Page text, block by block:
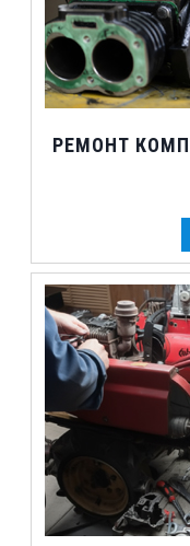
РЕМОНТ